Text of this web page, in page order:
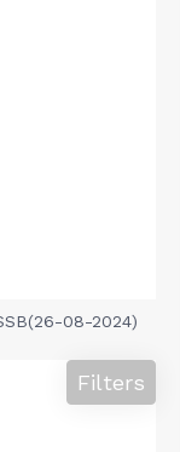
08-2024)
Filters